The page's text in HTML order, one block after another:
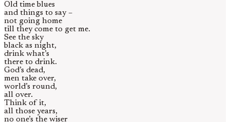
Old time blues
and things to say –
not going home
till they come to get me.
See the sky
black as night,
drink what’s
there to drink.
God’s dead,
men take over,
world’s round,
all over.
Think of it,
all those years,
no one’s the wiser